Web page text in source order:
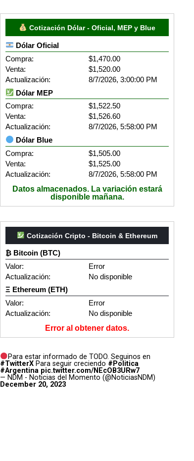
Cotización Dólar - Oficial, MEP y Blue
Dólar Oficial
Compra:
$1,470.00
Venta:
$1,520.00
Actualización:
8/7/2026, 3:00:00 PM
Dólar MEP
Compra:
$1,522.50
Venta:
$1,526.60
Actualización:
8/7/2026, 5:58:00 PM
Dólar Blue
Compra:
$1,505.00
Venta:
$1,525.00
Actualización:
8/7/2026, 5:58:00 PM
Datos almacenados. La variación estará
disponible mañana.
Cotización Cripto - Bitcoin & Ethereum
₿ Bitcoin (BTC)
Valor:
Error
Actualización:
No disponible
Ξ Ethereum (ETH)
Valor:
Error
Actualización:
No disponible
Error al obtener datos.
Para estar informado de TODO. Seguinos en
#TwitterX Para seguir creciendo #Politica
#Argentina pic.twitter.com/NEcOB3URw7
— NDM - Noticias del Momento (@NoticiasNDM)
December 20, 2023